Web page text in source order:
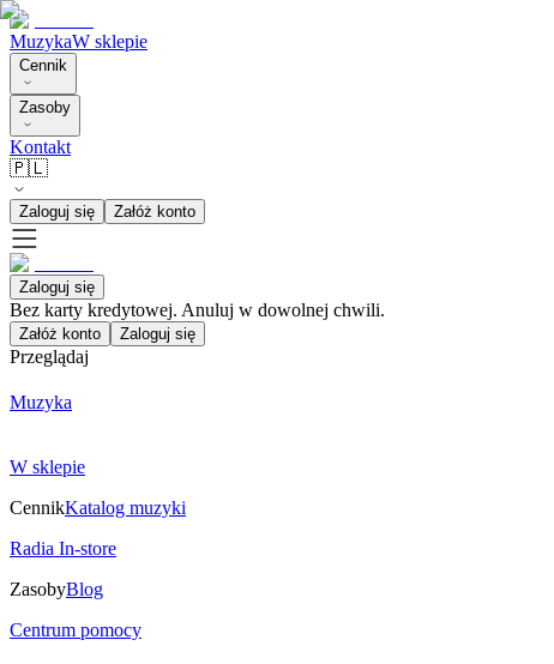
MuzykaW sklepie
Cennik
Zasoby
Kontakt
🇵🇱
Zaloguj się Załóż konto
Zaloguj się
Bez karty kredytowej. Anuluj w dowolnej chwili.
Załóż konto Zaloguj się
Przeglądaj
Muzyka
W sklepie
CennikKatalog muzyki
Radia In-store
ZasobyBlog
Centrum pomocy